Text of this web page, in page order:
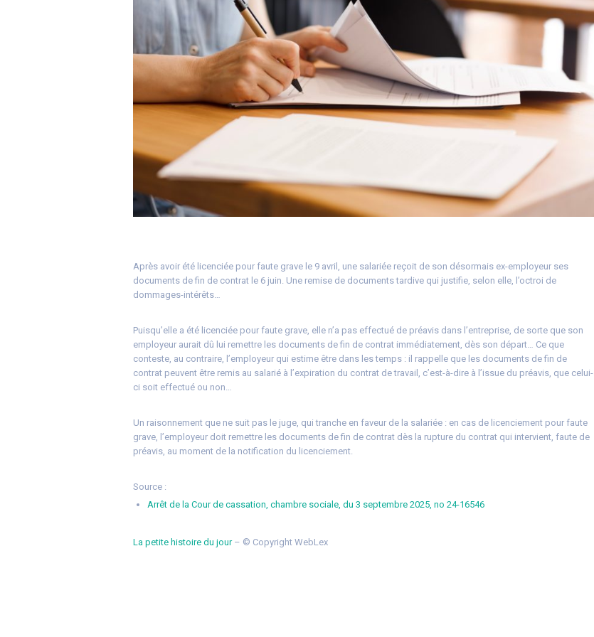
Après avoir été licenciée pour faute grave le 9 avril, une salariée reçoit de son désormais ex-employeur ses
documents de fin de contrat le 6 juin. Une remise de documents tardive qui justifie, selon elle, l’octroi de
dommages-intérêts…
Puisqu’elle a été licenciée pour faute grave, elle n’a pas effectué de préavis dans l’entreprise, de sorte que son
employeur aurait dû lui remettre les documents de fin de contrat immédiatement, dès son départ… Ce que
conteste, au contraire, l’employeur qui estime être dans les temps : il rappelle que les documents de fin de
contrat peuvent être remis au salarié à l’expiration du contrat de travail, c’est-à-dire à l’issue du préavis, que celui-
ci soit effectué ou non…
Un raisonnement que ne suit pas le juge, qui tranche en faveur de la salariée : en cas de licenciement pour faute
grave, l’employeur doit remettre les documents de fin de contrat dès la rupture du contrat qui intervient, faute de
préavis, au moment de la notification du licenciement.
Source :
Arrêt de la Cour de cassation, chambre sociale, du 3 septembre 2025, no 24-16546
La petite histoire du jour– © Copyright WebLex